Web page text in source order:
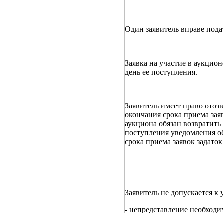
Один заявитель вправе
Заявка на участие в
день ее поступления.
Заявитель имеет право
окончания срока приема
аукциона обязан
поступления уведомления
срока приема заявок
Заявитель не допускается
- непредставление